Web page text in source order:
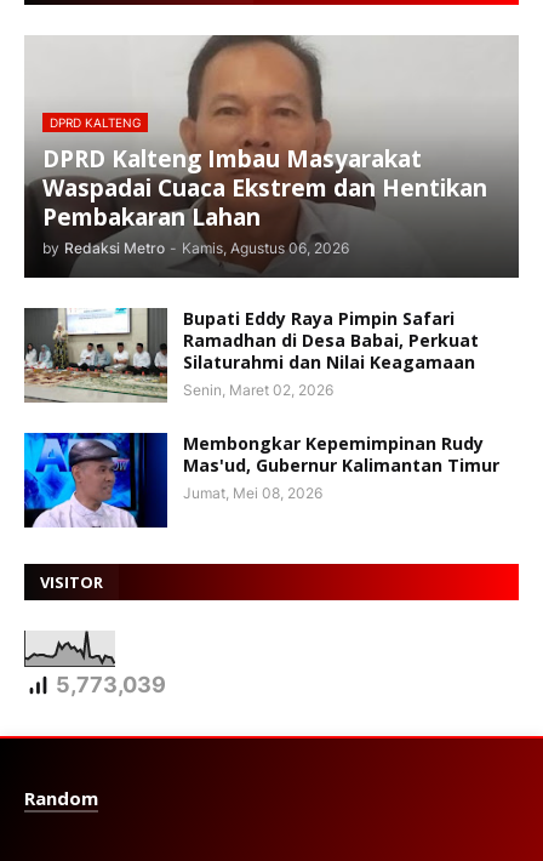
DPRD KALTENG
DPRD Kalteng Imbau Masyarakat
Waspadai Cuaca Ekstrem dan Hentikan
Pembakaran Lahan
by Redaksi Metro - Kamis, Agustus 06, 2026
Bupati Eddy Raya Pimpin Safari
Ramadhan di Desa Babai, Perkuat
Silaturahmi dan Nilai Keagamaan
Senin, Maret 02, 2026
Membongkar Kepemimpinan Rudy
Mas'ud, Gubernur Kalimantan Timur
Jumat, Mei 08, 2026
VISITOR
5,773,039
Random